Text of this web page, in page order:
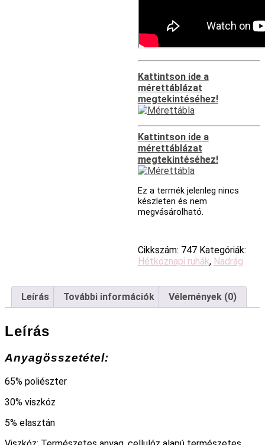
Kattintson ide a
mérettáblázat
megtekintéséhez!
Kattintson ide a
mérettáblázat
megtekintéséhez!
Ez a termék jelenleg nincs
készleten és nem
megvásárolható.
Cikkszám: 747 Kategóriák:
Hétköznapi ruhák, Nadrág
Leírás További információk Vélemények (0)
Leírás
Anyagösszetétel:
65% poliészter
30% viszkóz
5% elasztán